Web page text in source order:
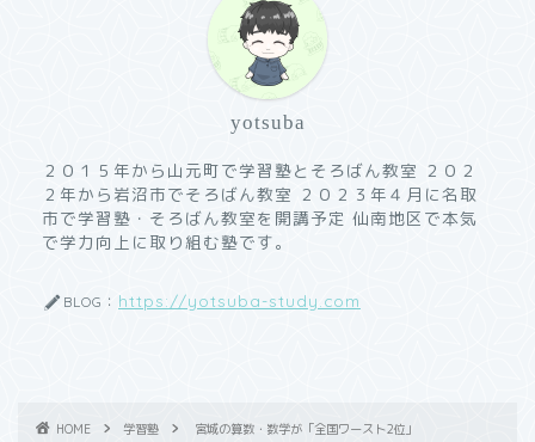
yotsuba
２０１５年から山元町で学習塾とそろばん教室 ２０２
２年から岩沼市でそろばん教室 ２０２３年４月に名取
市で学習塾・そろばん教室を開講予定 仙南地区で本気
で学力向上に取り組む塾です。
BLOG： https://yotsuba-study.com
HOME 学習塾 宮城の算数・数学が「全国ワースト2位」